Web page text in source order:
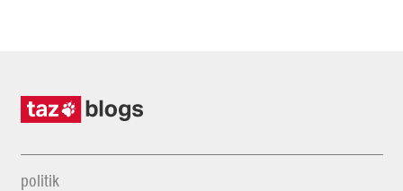
politik